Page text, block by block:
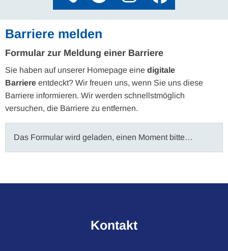
Barriere melden
Formular zur Meldung einer Barriere
Sie haben auf unserer Homepage eine digitale
Barriere entdeckt? Wir freuen uns, wenn Sie uns diese
Barriere informieren. Wir werden schnellstmöglich
versuchen, die Barriere zu entfernen.
Das Formular wird geladen, einen Moment bitte…
Kontakt